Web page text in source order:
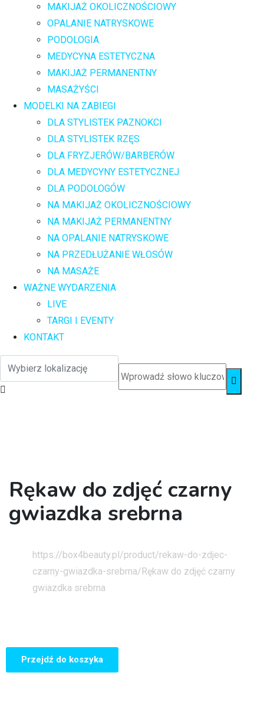
MAKIJAŻ OKOLICZNOŚCIOWY
OPALANIE NATRYSKOWE
PODOLOGIA
MEDYCYNA ESTETYCZNA
MAKIJAŻ PERMANENTNY
MASAŻYŚCI
MODELKI NA ZABIEGI
DLA STYLISTEK PAZNOKCI
DLA STYLISTEK RZĘS
DLA FRYZJERÓW/BARBERÓW
DLA MEDYCYNY ESTETYCZNEJ
DLA PODOLOGÓW
NA MAKIJAŻ OKOLICZNOŚCIOWY
NA MAKIJAŻ PERMANENTNY
NA OPALANIE NATRYSKOWE
NA PRZEDŁUŻANIE WŁOSÓW
NA MASAŻE
WAŻNE WYDARZENIA
LIVE
TARGI I EVENTY
KONTAKT
Rękaw do zdjęć czarny
gwiazdka srebrna
https://box4beauty.pl/product/rekaw-do-zdjec-
czarny-gwiazdka-srebrna/Rękaw do zdjęć czarny
gwiazdka srebrna
Przejdź do koszyka